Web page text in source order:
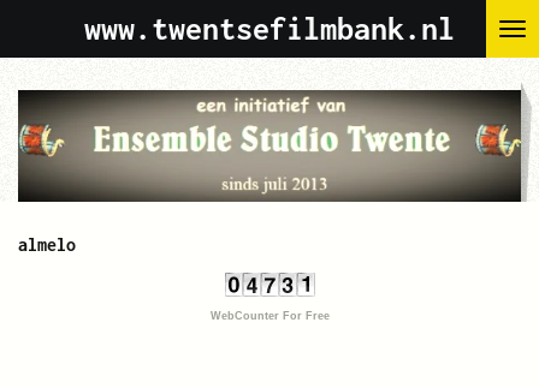
de
hoofdinhoud
www.twentsefilmbank.nl
almelo
WebCounter For Free